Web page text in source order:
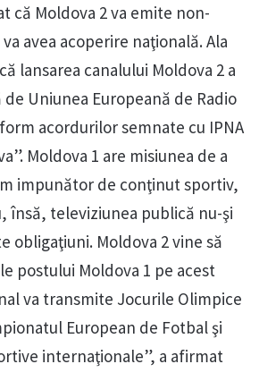
că Moldova 2 va emite non-
avea acoperire naţională. Ala
lansarea canalului Moldova 2 a
Uniunea Europeană de Radio
acordurilor semnate cu IPNA
Moldova 1 are misiunea de a
impunător de conţinut sportiv,
însă, televiziunea publică nu-şi
obligaţiuni. Moldova 2 vine să
postului Moldova 1 pe acest
va transmite Jocurile Olimpice
European de Fotbal şi
internaţionale”, a afirmat